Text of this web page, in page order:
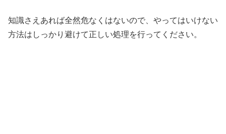
知識さえあれば全然危なくはないので、やってはいけない
方法はしっかり避けて正しい処理を行ってください。